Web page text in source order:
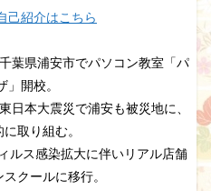
紹介はこちら
葉県浦安市でパソコン教室「パ
」開校。
日本大震災で浦安も被災地に、
取り組む。
ルス感染拡大に伴いリアル店舗
クールに移行。